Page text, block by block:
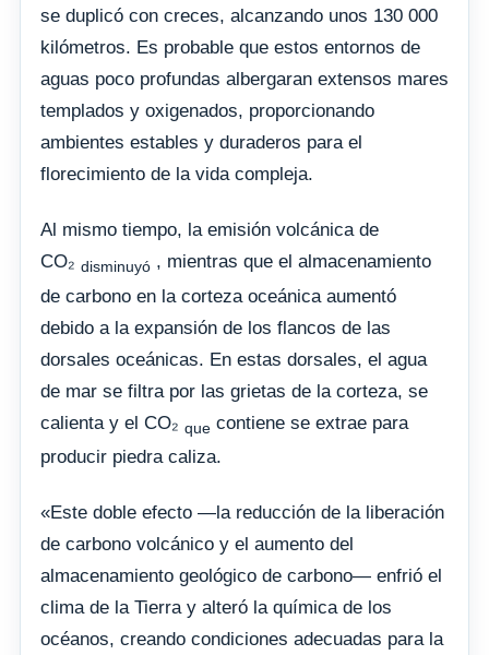
se duplicó con creces, alcanzando unos 130 000
kilómetros. Es probable que estos entornos de
aguas poco profundas albergaran extensos mares
templados y oxigenados, proporcionando
ambientes estables y duraderos para el
florecimiento de la vida compleja.
Al mismo tiempo, la emisión volcánica de
CO₂ disminuyó , mientras que el almacenamiento
de carbono en la corteza oceánica aumentó
debido a la expansión de los flancos de las
dorsales oceánicas. En estas dorsales, el agua
de mar se filtra por las grietas de la corteza, se
calienta y el CO₂ que contiene se extrae para
producir piedra caliza.
«Este doble efecto —la reducción de la liberación
de carbono volcánico y el aumento del
almacenamiento geológico de carbono— enfrió el
clima de la Tierra y alteró la química de los
océanos, creando condiciones adecuadas para la